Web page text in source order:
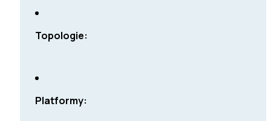
Topologie:
Platformy: